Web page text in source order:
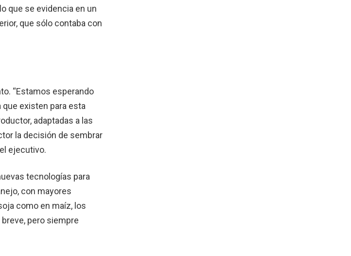
que se evidencia en un
que sólo con­taba con
“Estamos espe­rando
que existen para esta
adaptadas a las
la decisión de sembrar
ejecutivo.
tec­nologías para
con mayores
como en maíz, los
pero siempre